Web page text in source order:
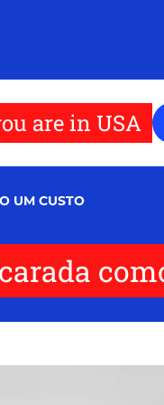
are in USA
UM CUSTO